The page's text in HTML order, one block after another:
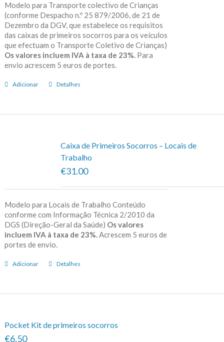
Modelo para Transporte colectivo de Crianças
(conforme Despacho n.º 25 879/2006, de 21 de
Dezembro da DGV, que estabelece os requisitos
das caixas de primeiros socorros para os veículos
que efectuam o Transporte Coletivo de Crianças)
Os valores incluem IVA à taxa de 23%. Para
envio acrescem 5 euros de portes.
Adicionar Detalhes
Caixa de Primeiros Socorros – Locais de
Trabalho
€31.00
Modelo para Locais de Trabalho Conteúdo
conforme com Informação Técnica 2/2010 da
DGS (Direção-Geral da Saúde) Os valores
incluem IVA à taxa de 23%. Acrescem 5 euros de
portes de envio.
Adicionar Detalhes
Pocket Kit de primeiros socorros
€6.50